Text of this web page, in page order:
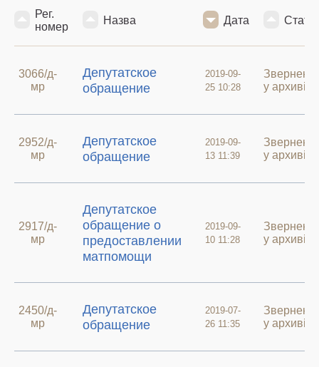
Рег.
номер
Назва Дата
3066/д-
мр
Депутатское
обращение
2019-09-
25 10:28
у архиві
2952/д-
мр
Депутатское
обращение
2019-09-
13 11:39
у архиві
2917/д-
мр
Депутатское
обращение о
предоставлении
матпомощи
2019-09-
10 11:28
у архиві
2450/д-
мр
Депутатское
обращение
2019-07-
26 11:35
у архиві